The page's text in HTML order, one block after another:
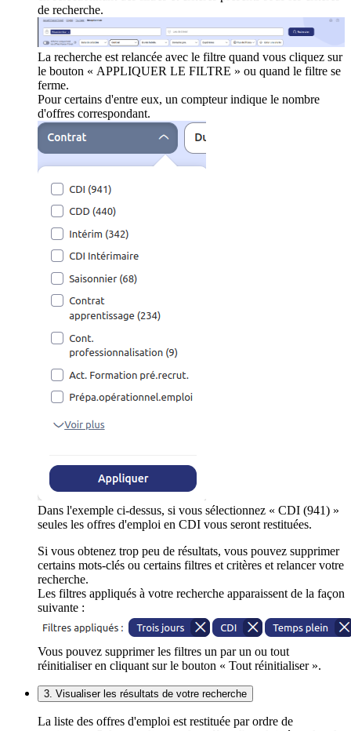
de recherche.
La recherche est relancée avec le filtre quand vous cliquez sur
le bouton « APPLIQUER LE FILTRE » ou quand le filtre se
ferme.
Pour certains d'entre eux, un compteur indique le nombre
d'offres correspondant.
Dans l'exemple ci-dessus, si vous sélectionnez « CDI (941) »
seules les offres d'emploi en CDI vous seront restituées.
Si vous obtenez trop peu de résultats, vous pouvez supprimer
certains mots-clés ou certains filtres et critères et relancer votre
recherche.
Les filtres appliqués à votre recherche apparaissent de la façon
suivante :
Vous pouvez supprimer les filtres un par un ou tout
réinitialiser en cliquant sur le bouton « Tout réinitialiser ».
3. Visualiser les résultats de votre recherche
La liste des offres d'emploi est restituée par ordre de